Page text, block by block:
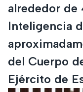
alrededor de
Inteligencia
del Cuerpo
Ejército de